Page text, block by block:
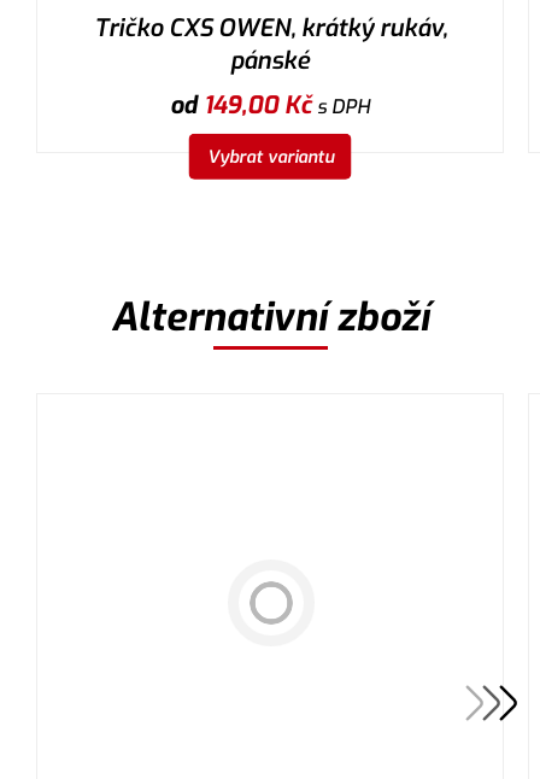
Tričko CXS OWEN, krátký rukáv,
pánské
od 149,00Kčs DPH
Vybrat variantu
Alternativní zboží